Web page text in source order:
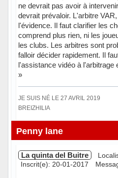
ne devrait pas avoir à
devrait prévaloir. L'arbitre
l'évidence. Il faut clarifier les
comprend plus rien, ni les
les clubs. Les arbitres sont
falloir décider rapidement. Il
l'assistance vidéo à l'arbitrage
»
JE SUIS NÉ LE 27 AVRIL 2019
BREIZHILIA
Hors ligne
Penny lane
La quinta del Buitre
Inscrit(e): 20-01-2017